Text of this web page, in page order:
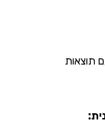
תוצאות